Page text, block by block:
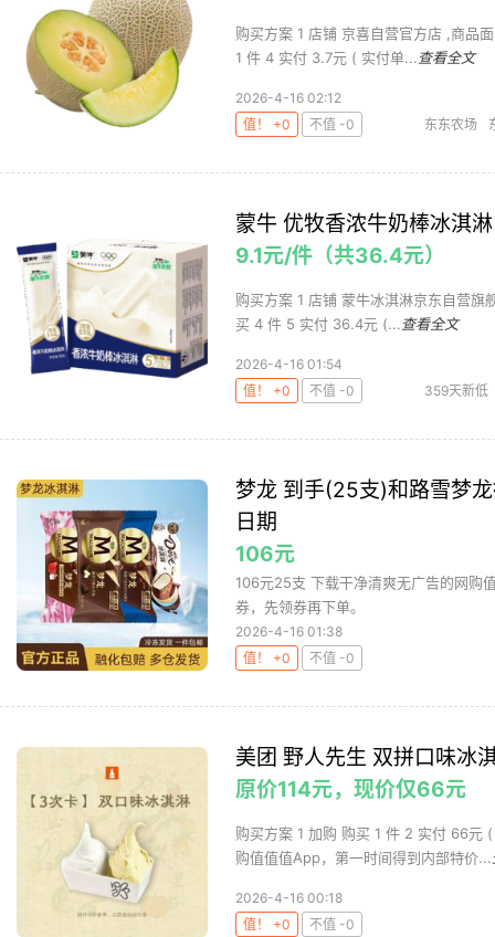
购买方案 1 店铺 京喜自营官方店 ,商品
1 件 4 实付 3.7元 ( 实付单... 查看全文
2026-4-16 02:12
值！ +0
不值 -0 东东农场
蒙牛 优牧香浓牛奶棒冰淇
9.1元/件（共36.4元）
购买方案 1 店铺 蒙牛冰淇淋京东自营
买 4 件 5 实付 36.4元 (... 查看全文
2026-4-16 01:54
值！ +0
不值 -0 359天新低
梦龙 到手(25支)和路雪梦
日期
106元
106元25支 下载干净清爽无广告的网购
券，先领券再下单。
2026-4-16 01:38
值！ +0
不值 -0
美团 野人先生 双拼口味冰
原价114元，现价仅66元
购买方案 1 加购 购买 1 件 2 实付 66元
购值值值App，第一时间得到内部特价...
2026-4-16 00:18
值！ +0
不值 -0